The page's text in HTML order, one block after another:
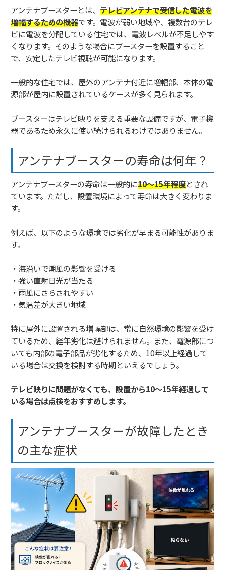
アンテナブースターとは、 テレビアンテナで受信した電波を
増幅するための機器です。電波が弱い地域や、複数台のテレ
ビに電波を分配している住宅では、電波レベルが不足しやす
くなります。そのような場合にブースターを設置すること
で、安定したテレビ視聴が可能になります。
一般的な住宅では、屋外のアンテナ付近に増幅部、本体の電
源部が屋内に設置されているケースが多く見られます。
ブースターはテレビ映りを支える重要な設備ですが、電子機
器であるため永久に使い続けられるわけではありません。
アンテナブースターの寿命は何年？
アンテナブースターの寿命は一般的に10〜15年程度とされ
ています。ただし、設置環境によって寿命は大きく変わりま
す。
例えば、以下のような環境では劣化が早まる可能性がありま
す。
・海沿いで潮風の影響を受ける
・強い直射日光が当たる
・雨風にさらされやすい
・気温差が大きい地域
特に屋外に設置される増幅部は、常に自然環境の影響を受け
ているため、経年劣化は避けられません。また、電源部につ
いても内部の電子部品が劣化するため、10年以上経過して
いる場合は交換を検討する時期といえるでしょう。
テレビ映りに問題がなくても、設置から10〜15年経過して
いる場合は点検をおすすめします。
アンテナブースターが故障したとき
の主な症状